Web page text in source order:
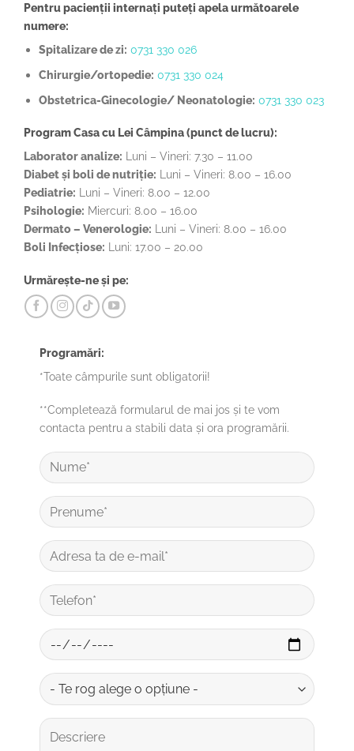
Pentru pacienții internați puteți apela următoarele
numere:
Spitalizare de zi: 0731 330 026
Chirurgie/ortopedie: 0731 330 024
Obstetrica-Ginecologie/ Neonatologie: 0731 330 023
Program Casa cu Lei Câmpina (punct de lucru):
Laborator analize: Luni – Vineri: 7.30 – 11.00
Diabet și boli de nutriție: Luni – Vineri: 8.00 – 16.00
Pediatrie: Luni – Vineri: 8.00 – 12.00
Psihologie: Miercuri: 8.00 – 16.00
Dermato – Venerologie: Luni – Vineri: 8.00 – 16.00
Boli Infecțiose: Luni: 17.00 – 20.00
Urmărește-ne și pe:
Programări:
*Toate câmpurile sunt obligatorii!
**Completează formularul de mai jos și te vom
contacta pentru a stabili data și ora programării.